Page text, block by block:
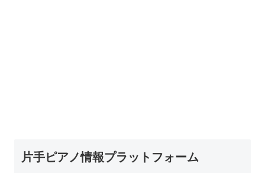
片手ピアノ情報プラットフォーム